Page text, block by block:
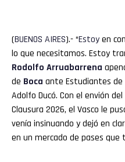
(BUENOS AIRES).- “Estoyen
lo que necesitamos. Estoy
Rodolfo Arruabarrena
de Boca ante Estudiantes de
Adolfo Ducó. Con el envión
Clausura 2026, el Vasco le
venía insinuando y dejó en
en un mercado de pases